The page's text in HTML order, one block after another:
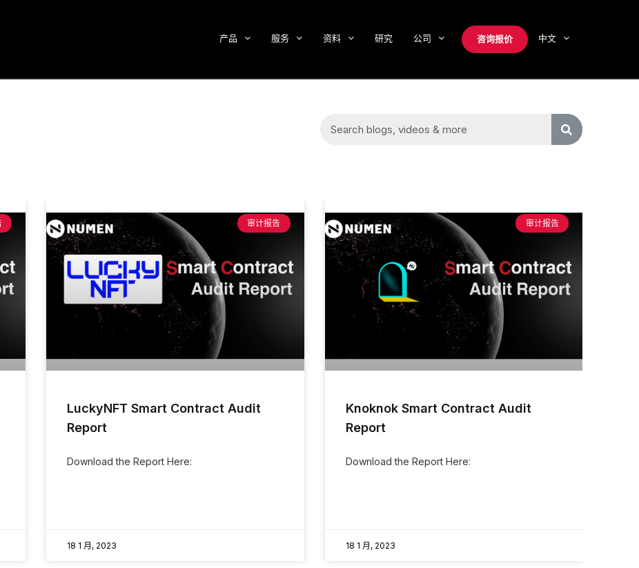
产品 服务 资料 研究 公司 咨询报价 中文
审计报告
LuckyNFT Smart Contract Audit
Report
Download the Report Here:
18 1 月, 2023
审计报告
Knoknok Smart Contract Audit
Report
Download the Report Here:
18 1 月, 2023